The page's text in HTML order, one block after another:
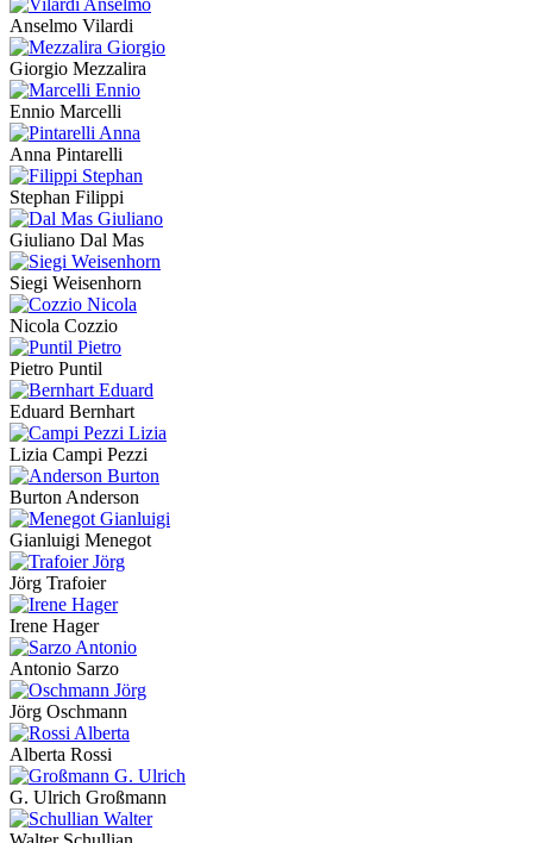
Anselmo Vilardi
Giorgio Mezzalira
Ennio Marcelli
Anna Pintarelli
Stephan Filippi
Giuliano Dal Mas
Siegi Weisenhorn
Nicola Cozzio
Pietro Puntil
Eduard Bernhart
Lizia Campi Pezzi
Burton Anderson
Gianluigi Menegot
Jörg Trafoier
Irene Hager
Antonio Sarzo
Jörg Oschmann
Alberta Rossi
G. Ulrich Großmann